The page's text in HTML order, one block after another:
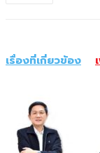
เรื่องที่เกี่ยวข้อง